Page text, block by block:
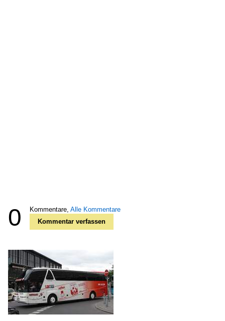
0 Kommentare, Alle Kommentare
Kommentar verfassen